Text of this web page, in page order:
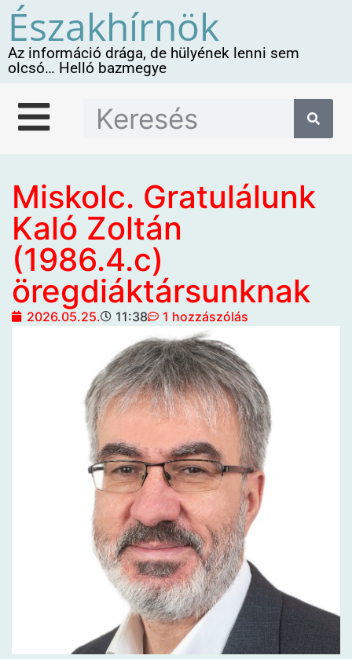
Északhírnök
Az információ drága, de hülyének lenni sem
olcsó… Helló bazmegye
Miskolc. Gratulálunk
Kaló Zoltán
(1986.4.c)
öregdiáktársunknak
2026.05.25. 11:38 1 hozzászólás